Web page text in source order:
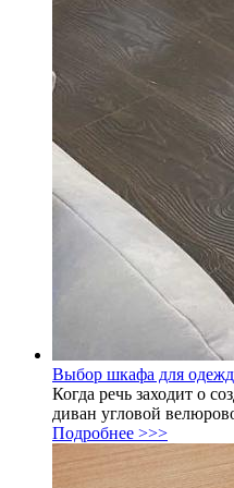
Выбор шкафа для
Когда речь заходит о
диван угловой
Подробнее >>>